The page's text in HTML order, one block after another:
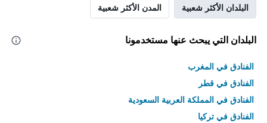
البلدان الأكثر شعبية المدن الأكثر شعبية
البلدان التي يبحث عنها مستخدمونا
الفنادق في المغرب
الفنادق في قطر
الفنادق في المملكة العربية السعودية
الفنادق في تركيا